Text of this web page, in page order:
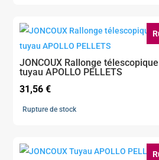
JONCOUX Rallonge
tuyau APOLLO PELLETS
31,56€
Rupture de stock